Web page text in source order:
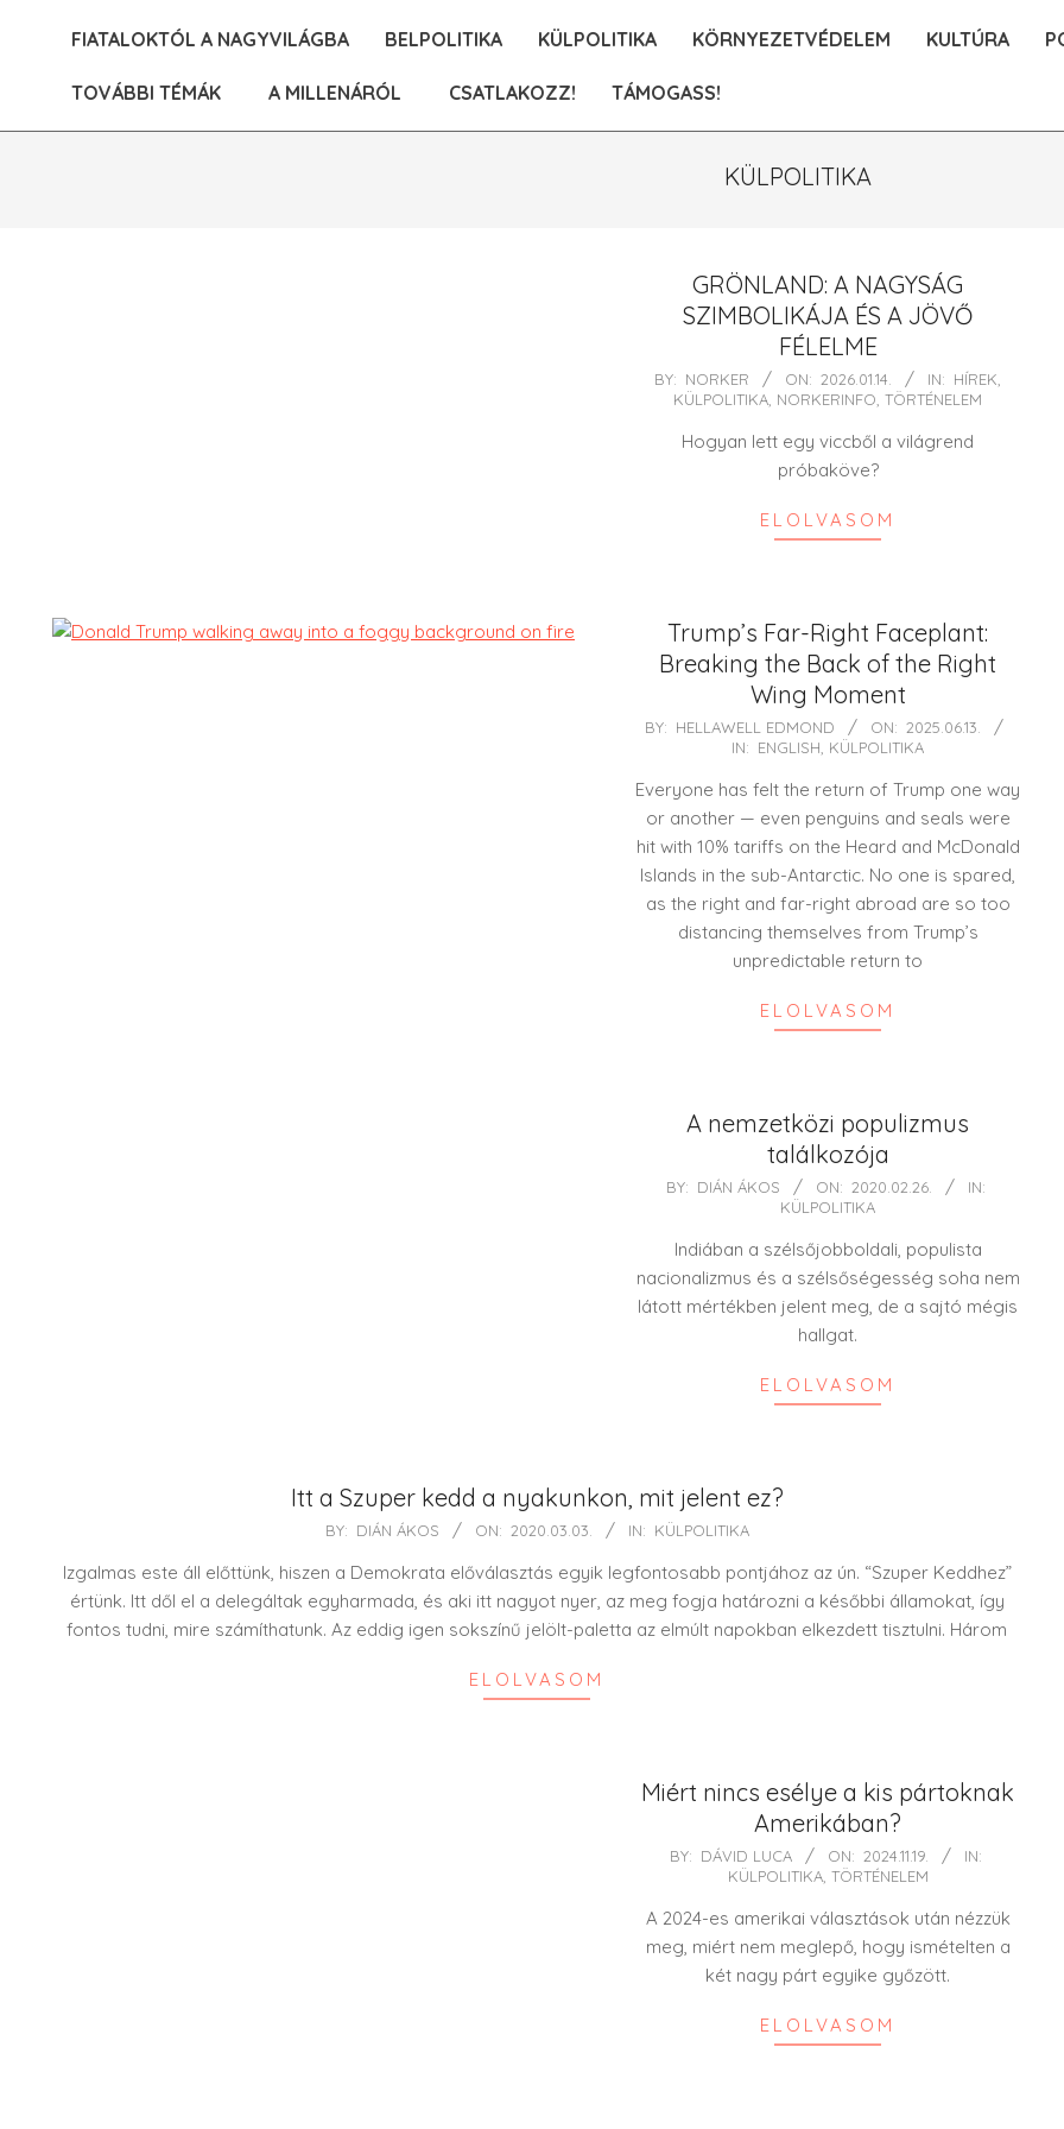
FIATALOKTÓL A NAGYVILÁGBA BELPOLITIKA KÜLPOLITIKA KÖRNYEZETVÉDELEM KULTÚRA
TOVÁBBI TÉMÁK A MILLENÁRÓL CSATLAKOZZ! TÁMOGASS!
KÜLPOLITIKA
GRÖNLAND: A NAGYSÁG
SZIMBOLIKÁJA ÉS A JÖVŐ
FÉLELME
2026-
BY: NORKER ON: 2026.01.14. IN: HÍREK
KÜLPOLITIKA NORKERINFO TÖRTÉNELEM
Hogyan lett egy viccből a világrend
próbaköve?
ELOLVASOM
Trump’s Far-Right Faceplant:
Breaking the Back of the Right
Wing Moment
2025-
13
BY: HELLAWELL EDMOND ON: 2025.06.13.
IN: ENGLISH KÜLPOLITIKA
Everyone has felt the return of Trump one way
or another — even penguins and seals were
hit with 10% tariffs on the Heard and McDonald
Islands in the sub-Antarctic. No one is spared,
as the right and far-right abroad are so too
distancing themselves from Trump’s
unpredictable return to
ELOLVASOM
A nemzetközi populizmus
találkozója
2020-
BY: DIÁN ÁKOS ON: 2020.02.26.
IN:
KÜLPOLITIKA
Indiában a szélsőjobboldali, populista
nacionalizmus és a szélsőségesség soha nem
látott mértékben jelent meg, de a sajtó mégis
hallgat.
ELOLVASOM
Itt a Szuper kedd a nyakunkon, mit jelent ez?
03
BY: DIÁN ÁKOS ON: 2020.03.03. IN: KÜLPOLITIKA
Izgalmas este áll előttünk, hiszen a Demokrata előválasztás egyik legfontosabb pontjához az ún. “Szuper Keddhez”
értünk. Itt dől el a delegáltak egyharmada, és aki itt nagyot nyer, az meg fogja határozni a későbbi államokat, így
fontos tudni, mire számíthatunk. Az eddig igen sokszínű jelölt-paletta az elmúlt napokban elkezdett tisztulni. Három
ELOLVASOM
Miért nincs esélye a kis pártoknak
Amerikában?
2024-
19
BY: DÁVID LUCA ON: 2024.11.19.
IN:
KÜLPOLITIKA, TÖRTÉNELEM
A 2024-es amerikai választások után nézzük
meg, miért nem meglepő, hogy ismételten a
két nagy párt egyike győzött.
ELOLVASOM